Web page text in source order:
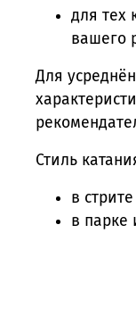
для тех
вашего
Для
Стиль
в
в парке